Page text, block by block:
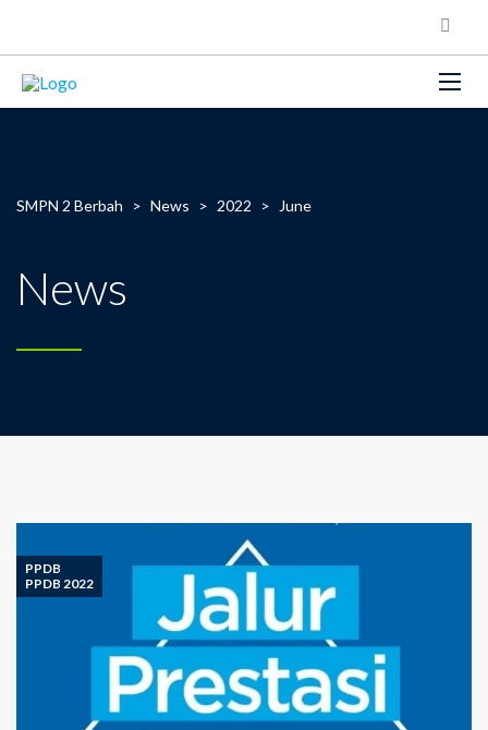
SMPN 2 Berbah > News > 2022 > June
News
PPDB
PPDB 2022